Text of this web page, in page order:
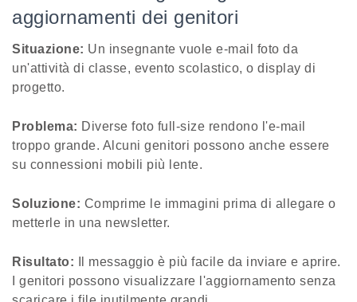
aggiornamenti dei genitori
Situazione: Un insegnante vuole e-mail foto da
un'attività di classe, evento scolastico, o display di
progetto.
Problema: Diverse foto full-size rendono l'e-mail
troppo grande. Alcuni genitori possono anche essere
su connessioni mobili più lente.
Soluzione: Comprime le immagini prima di allegare o
metterle in una newsletter.
Risultato: Il messaggio è più facile da inviare e aprire.
I genitori possono visualizzare l'aggiornamento senza